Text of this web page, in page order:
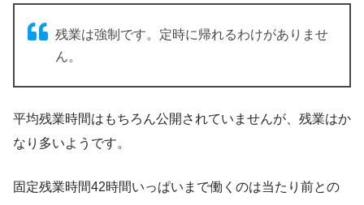
残業は強制です。定時に帰れるわけがありませ
ん。
平均残業時間はもちろん公開されていませんが、残業はか
なり多いようです。
固定残業時間42時間いっぱいまで働くのは当たり前との